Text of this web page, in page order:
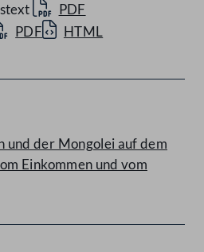
PDF
PDF HTML
und der Mongolei auf dem
Einkommen und vom